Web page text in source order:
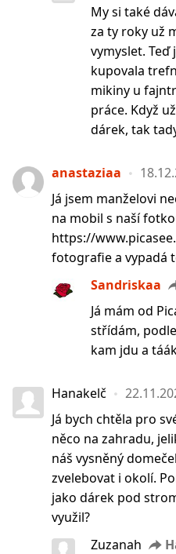
My si také
za ty roky už
vymyslet.
kupovala
mikiny u
práce. Když
dárek, tak
anastaziaa
Já jsem manželovi
na mobil s naší
https://
fotografie a vypadá
Sandriskaa
Já mám od
střídám,
kam jdu a
Hanakelč
Já bych chtěla pro
něco na zahradu,
náš vysněný
zvelebovat i okolí.
jako dárek pod
využil?
Zuzanah